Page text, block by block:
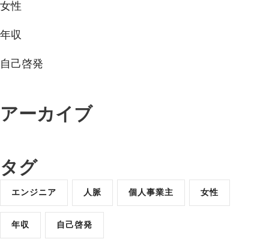
女性
年収
自己啓発
アーカイブ
タグ
エンジニア 人脈 個人事業主 女性
年収 自己啓発